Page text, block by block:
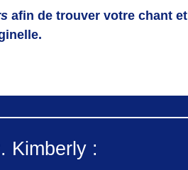
afin de trouver votre chant et
Kimberly :